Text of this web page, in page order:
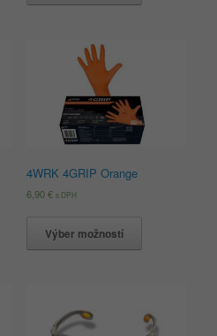
4WRK 4GRIP Orange
6,90€ s DPH
Výber možností